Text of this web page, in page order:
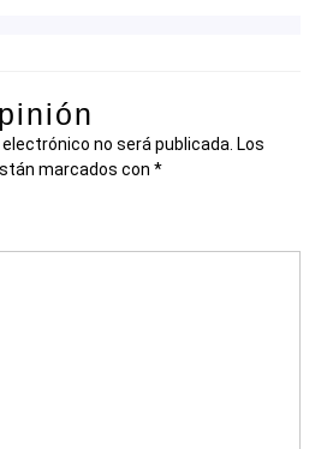
no será publicada. Los
marcados con *